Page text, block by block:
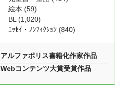
絵本 (59)
BL (1,020)
ｴｯｾｲ・ﾉﾝﾌｨｸｼｮﾝ (840)
アルファポリス書籍化作家作品
Webコンテンツ大賞受賞作品